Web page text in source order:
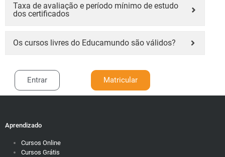
Taxa de avaliação e período mínimo de estudo
dos certificados
Os cursos livres do Educamundo são válidos?
Entrar Matricular
Aprendizado
Cursos Online
Cursos Grátis